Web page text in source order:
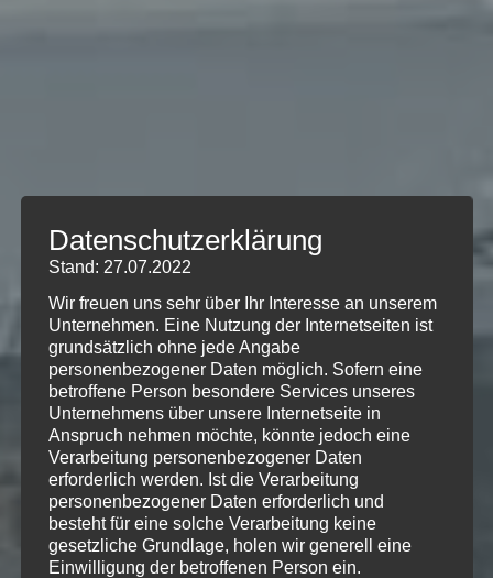
Datenschutzerklärung
Stand: 27.07.2022
Wir freuen uns sehr über Ihr Interesse an unserem
Unternehmen. Eine Nutzung der Internetseiten ist
grundsätzlich ohne jede Angabe
personenbezogener Daten möglich. Sofern eine
betroffene Person besondere Services unseres
Unternehmens über unsere Internetseite in
Anspruch nehmen möchte, könnte jedoch eine
Verarbeitung personenbezogener Daten
erforderlich werden. Ist die Verarbeitung
personenbezogener Daten erforderlich und
besteht für eine solche Verarbeitung keine
gesetzliche Grundlage, holen wir generell eine
Einwilligung der betroffenen Person ein.